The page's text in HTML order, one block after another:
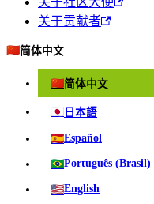
关于贡献者
🇨🇳简体中文
🇨🇳简体中文
🇯🇵 日本語
🇪🇸Español
🇧🇷Português (Brasil)
🇺🇸English